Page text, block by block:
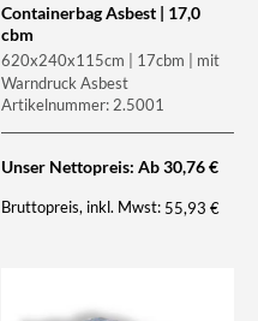
Containerbag Asbest | 17,0
cbm
620x240x115cm | 17cbm | mit
Warndruck Asbest
Artikelnummer: 2.5001
Unser Nettopreis: Ab30,76€
Bruttopreis, inkl. Mwst: 55,93€